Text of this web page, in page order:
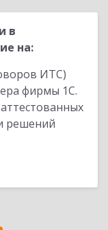
в
на:
ИТС)
фирмы 1С.
решений